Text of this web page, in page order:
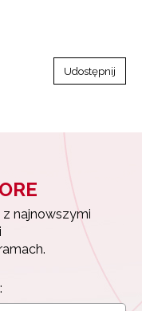
Udostępnij
z najnowszymi